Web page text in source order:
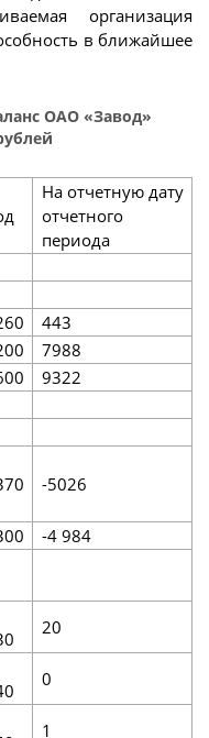
организация
в ближайшее
ОАО «Завод»
рублей
На отчетную дату
отчетного
периода
443
7988
9322
-5026
-4 984
20
0
1